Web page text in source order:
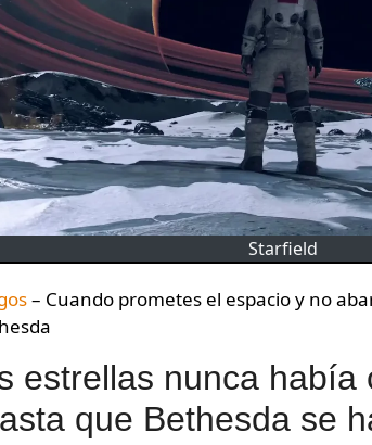
Starfield
– Cuando prometes el espacio y no
estrellas nunca había
que Bethesda se